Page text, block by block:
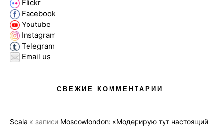
Flickr
Facebook
Youtube
Instagram
Telegram
Email us
СВЕЖИЕ КОММЕНТАРИИ
Scala к записи Moscowlondon: «Модерирую тут настоящий